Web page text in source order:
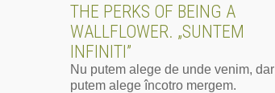
THE PERKS OF BEING A
WALLFLOWER. „SUNTEM
INFINITI”
Nu putem alege de unde venim, dar
putem alege încotro mergem.